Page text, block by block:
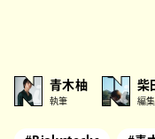
青木柚
執筆
柴
編集